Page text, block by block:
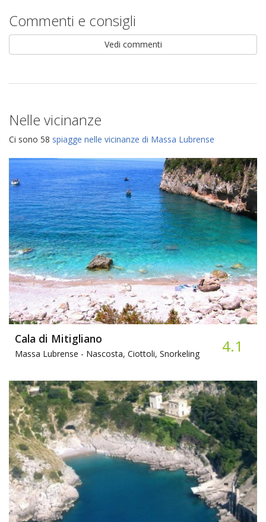
Commenti e consigli
Vedi commenti
Nelle vicinanze
Ci sono 58 spiagge nelle vicinanze di Massa Lubrense
Cala di Mitigliano
Massa Lubrense - Nascosta, Ciottoli, Snorkeling 4.1